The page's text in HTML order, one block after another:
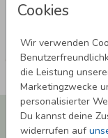
Cookies
Wir verwenden
die Leistung
Marketingzwecke
personalisierter
Du kannst deine
widerrufen auf
Newsletter
sichern!